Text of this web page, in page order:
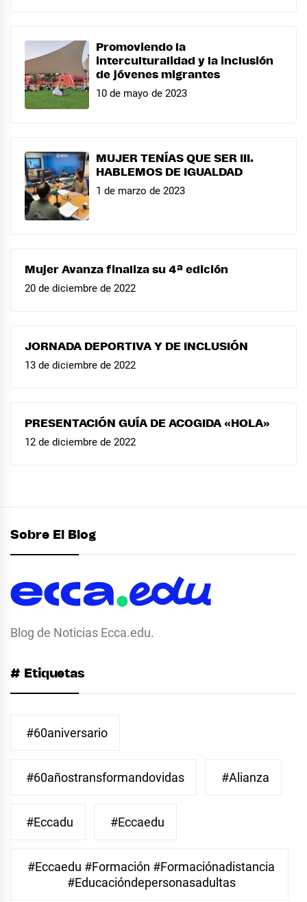
Promoviendo la
interculturalidad y la inclusión
de jóvenes migrantes
10 de mayo de 2023
MUJER TENÍAS QUE SER III.
HABLEMOS DE IGUALDAD
1 de marzo de 2023
Mujer Avanza finaliza su 4ª edición
20 de diciembre de 2022
JORNADA DEPORTIVA Y DE INCLUSIÓN
13 de diciembre de 2022
PRESENTACIÓN GUÍA DE ACOGIDA «HOLA»
12 de diciembre de 2022
Sobre El Blog
Blog de Noticias Ecca.edu.
# Etiquetas
#60aniversario
#60añostransformandovidas #Alianza
#eccadu #eccaedu
#eccaedu #formación #formaciónadistancia
#educacióndepersonasadultas